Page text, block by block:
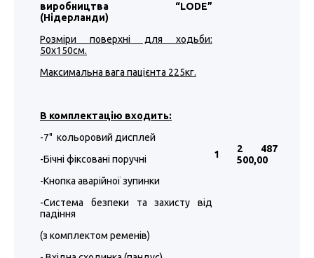
виробництва “LODE”
(Нідерланди)
Розміри поверхні для ходьби:
50х150см.
Максимальна вага пацієнта 225кг.
В комплектацію входить:
-7" кольоровий дисплей
-Бічні фіксовані поручні
-Кнопка аварійної зупинки
-Система безпеки та захисту від
падіння
(з комплектом ременів)
1
2 487
500,00